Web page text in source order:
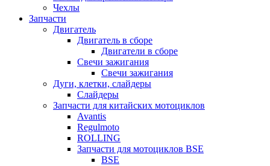
Чехлы
Запчасти
Двигатель
Двигатель в сборе
Двигатели в сборе
Свечи зажигания
Свечи зажигания
Дуги, клетки, слайдеры
Слайдеры
Запчасти для китайских мотоциклов
Avantis
Regulmoto
ROLLING
Запчасти для мотоциклов BSE
BSE